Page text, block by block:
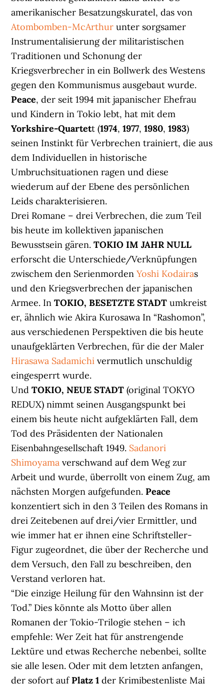
amerikanischer Besatzungskuratel, das von
Atombomben-McArthur unter sorgsamer
Instrumentalisierung der militaristischen
Traditionen und Schonung der
Kriegsverbrecher in ein Bollwerk des Westens
gegen den Kommunismus ausgebaut wurde.
Peace, der seit 1994 mit japanischer Ehefrau
und Kindern in Tokio lebt, hat mit dem
Yorkshire-Quartett (1974,1977,1980,1983)
seinen Instinkt für Verbrechen trainiert, die aus
dem Individuellen in historische
Umbruchsituationen ragen und diese
wiederum auf der Ebene des persönlichen
Leids charakterisieren.
Drei Romane – drei Verbrechen, die zum Teil
bis heute im kollektiven japanischen
Bewusstsein gären.TOKIO IM JAHR NULL
erforscht die Unterschiede/Verknüpfungen
zwischem den SerienmordenYoshi Kodairas
und den Kriegsverbrechen der japanischen
Armee. InTOKIO, BESETZTE STADT umkreist
er, ähnlich wie Akira Kurosawa In “Rashomon”,
aus verschiedenen Perspektiven die bis heute
unaufgeklärten Verbrechen, für die der Maler
Hirasawa Sadamichi vermutlich unschuldig
eingesperrt wurde.
UndTOKIO, NEUE STADT (original TOKYO
REDUX) nimmt seinen Ausgangspunkt bei
einem bis heute nicht aufgeklärten Fall, dem
Tod des Präsidenten der Nationalen
Eisenbahngesellschaft 1949. Sadanori
Shimoyama verschwand auf dem Weg zur
Arbeit und wurde, überrollt von einem Zug, am
nächsten Morgen aufgefunden.Peace
konzentiert sich in den 3 Teilen des Romans in
drei Zeitebenen auf drei/vier Ermittler, und
wie immer hat er ihnen eine Schriftsteller-
Figur zugeordnet, die über der Recherche und
dem Versuch, den Fall zu beschreiben, den
Verstand verloren hat.
“Die einzige Heilung für den Wahnsinn ist der
Tod.” Dies könnte als Motto über allen
Romanen der Tokio-Trilogie stehen – ich
empfehle: Wer Zeit hat für anstrengende
Lektüre und etwas Recherche nebenbei, sollte
sie alle lesen. Oder mit dem letzten anfangen,
der sofort aufPlatz 1 der Krimibestenliste Mai